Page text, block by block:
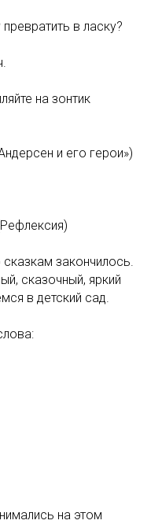
в ласку?
на зонтик
и его герои»)
закончилось.
сказочный, яркий
в детский сад.
на этом